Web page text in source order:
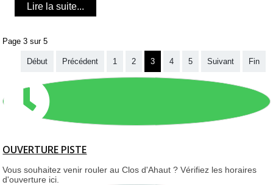
Lire la suite...
Page 3 sur 5
Début Précédent 1 2 3 4 5 Suivant Fin
OUVERTURE PISTE
Vous souhaitez venir rouler au Clos d'Ahaut ? Vérifiez les horaires
d'ouverture ici.